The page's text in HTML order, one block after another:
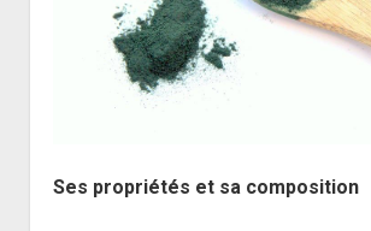
Ses propriétés et sa composition